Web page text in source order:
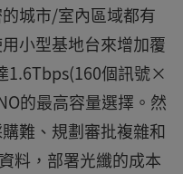
城市/室內區域都有
小型基地台來增加覆
1.6Tbps(160個訊號×
的最高容量選擇。然
難、規劃審批複雜和
料，部署光纖的成本